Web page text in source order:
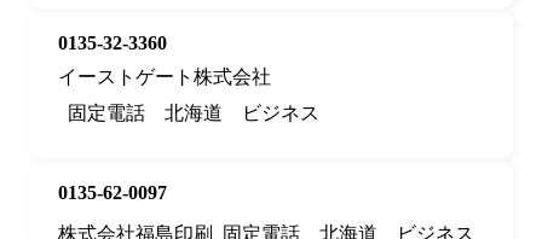
0135-32-3360
イーストゲート株式会社
固定電話
北海道 ビジネス
0135-62-0097
株式会社福島印刷
固定電話 北海道 ビジネス